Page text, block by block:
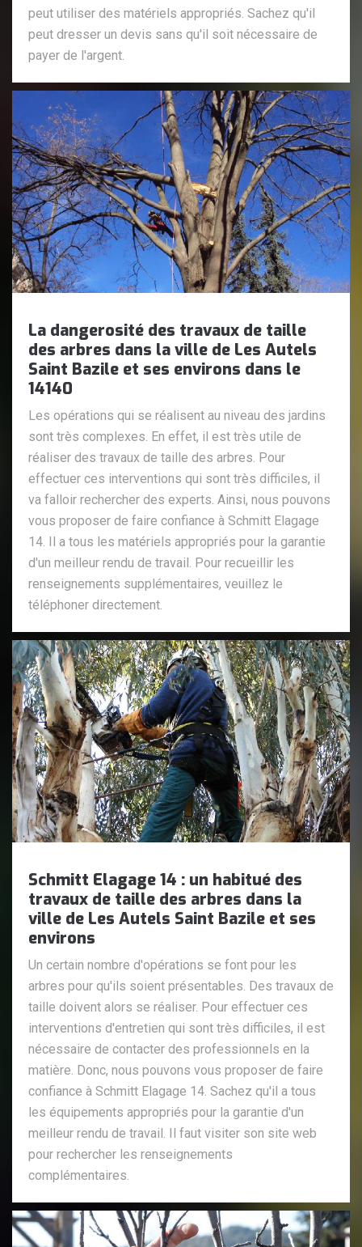
peut utiliser des matériels appropriés. Sachez qu'il
peut dresser un devis sans qu'il soit nécessaire de
payer de l'argent.
La dangerosité des travaux de taille
des arbres dans la ville de Les Autels
Saint Bazile et ses environs dans le
14140
Les opérations qui se réalisent au niveau des jardins
sont très complexes. En effet, il est très utile de
réaliser des travaux de taille des arbres. Pour
effectuer ces interventions qui sont très difficiles, il
va falloir rechercher des experts. Ainsi, nous pouvons
vous proposer de faire confiance à Schmitt Elagage
14. Il a tous les matériels appropriés pour la garantie
d'un meilleur rendu de travail. Pour recueillir les
renseignements supplémentaires, veuillez le
téléphoner directement.
Schmitt Elagage 14 : un habitué des
travaux de taille des arbres dans la
ville de Les Autels Saint Bazile et ses
environs
Un certain nombre d'opérations se font pour les
arbres pour qu'ils soient présentables. Des travaux de
taille doivent alors se réaliser. Pour effectuer ces
interventions d'entretien qui sont très difficiles, il est
nécessaire de contacter des professionnels en la
matière. Donc, nous pouvons vous proposer de faire
confiance à Schmitt Elagage 14. Sachez qu'il a tous
les équipements appropriés pour la garantie d'un
meilleur rendu de travail. Il faut visiter son site web
pour rechercher les renseignements
complémentaires.